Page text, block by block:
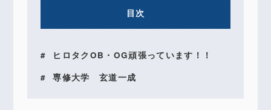
目次
ヒロタクOB・OG頑張っています！！
専修大学 玄道一成